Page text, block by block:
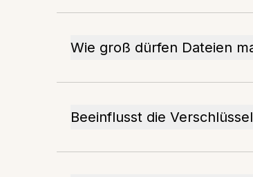
Wie groß dürfen Dateien
Beeinflusst die